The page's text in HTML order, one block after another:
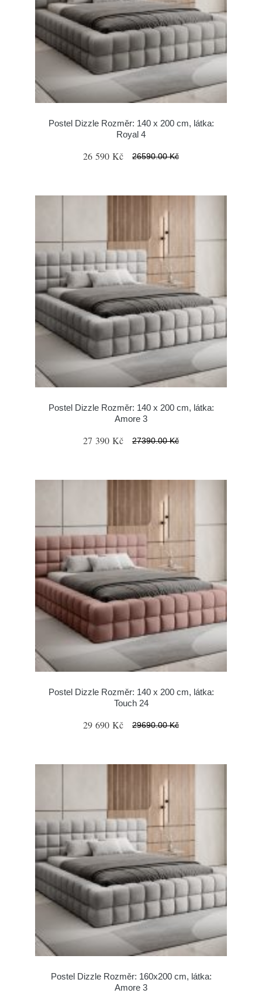
Postel Dizzle Rozměr: 140 x 200 cm, látka:
Royal 4
26 590 Kč 26590.00 Kč
Postel Dizzle Rozměr: 140 x 200 cm, látka:
Amore 3
27 390 Kč 27390.00 Kč
Postel Dizzle Rozměr: 140 x 200 cm, látka:
Touch 24
29 690 Kč 29690.00 Kč
Postel Dizzle Rozměr: 160x200 cm, látka:
Amore 3